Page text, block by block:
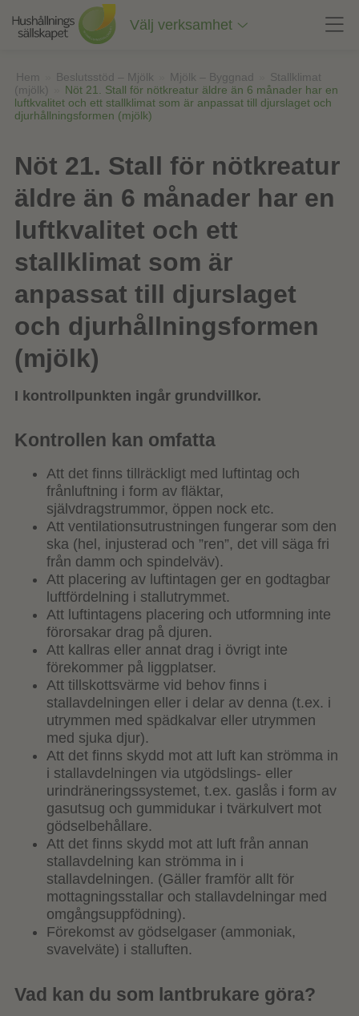
innehåll
Välj verksamhet
Hem Beslutsstöd – Mjölk Mjölk – Byggnad
Stallklimat
(mjölk)
Nöt 21. Stall för nötkreatur äldre än 6 månader har en
luftkvalitet och ett stallklimat som är anpassat till djurslaget och
djurhållningsformen (mjölk)
Nöt 21. Stall för nötkreatur
äldre än 6 månader har en
luftkvalitet och ett
stallklimat som är
anpassat till djurslaget
och djurhållningsformen
(mjölk)
I kontrollpunkten ingår grundvillkor.
Kontrollen kan omfatta
Att det finns tillräckligt med luftintag och
frånluftning i form av fläktar,
självdragstrummor, öppen nock etc.
Att ventilationsutrustningen fungerar som den
ska (hel, injusterad och ”ren”, det vill säga fri
från damm och spindelväv).
Att placering av luftintagen ger en godtagbar
luftfördelning i stallutrymmet.
Att luftintagens placering och utformning inte
förorsakar drag på djuren.
Att kallras eller annat drag i övrigt inte
förekommer på liggplatser.
Att tillskottsvärme vid behov finns i
stallavdelningen eller i delar av denna (t.ex. i
utrymmen med spädkalvar eller utrymmen
med sjuka djur).
Att det finns skydd mot att luft kan strömma in
i stallavdelningen via utgödslings- eller
urindräneringssystemet, t.ex. gaslås i form av
gasutsug och gummidukar i tvärkulvert mot
gödselbehållare.
Att det finns skydd mot att luft från annan
stallavdelning kan strömma in i
stallavdelningen. (Gäller framför allt för
mottagningsstallar och stallavdelningar med
omgångsuppfödning).
Förekomst av gödselgaser (ammoniak,
svavelväte) i stalluften.
Vad kan du som lantbrukare göra?